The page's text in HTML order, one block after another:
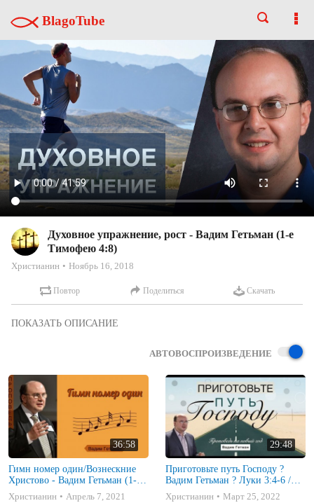
BlagoTube
Духовное упражнение, рост - Вадим Гетьман (1-е
Тимофею 4:8)
Христианин Ноябрь 16, 2018
Повтор Поделиться Скачать
слушать проповеди на приложении
АВТОВОСПРОИЗВЕДЕНИЕ
36:58
Гимн номер один/Вознескние
Христово - Вадим Гетьман (1-е
Тимофею 3:16)
Христианин Апрель 7, 2021
29:48
Приготовьте путь Господу ?
Вадим Гетьман ? Луки 3:4-6 /
проповедь на Новий Год
Христианин Март 25, 2022